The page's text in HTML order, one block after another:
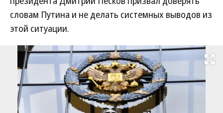
словам Путина и не делать системных выводов из
этой ситуации.
Развернуть